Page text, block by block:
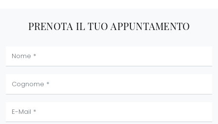
PRENOTA IL TUO APPUNTAMENTO